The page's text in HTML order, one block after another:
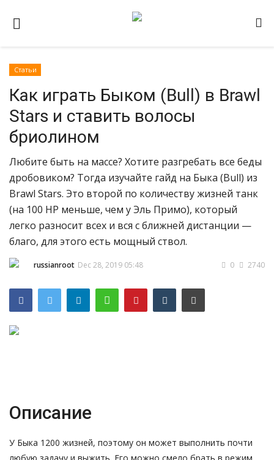
Видео
Contact
Статьи
Terms & Conditions
Наш ФОРУМ
Gallery
Русский
Статьи
Как играть Быком (Bull) в Brawl
Stars и ставить волосы
бриолином
Любите быть на массе? Хотите разгребать все беды
дробовиком? Тогда изучайте гайд на Быка (Bull) из
Brawl Stars. Это второй по количеству жизней танк
(на 100 HP меньше, чем у Эль Примо), который
легко разносит всех и вся с ближней дистанции —
благо, для этого есть мощный ствол.
russianroot Dec 28, 2019 05:48 2740
0
Описание
У Быка 1200 жизней, поэтому он может выполнить почти